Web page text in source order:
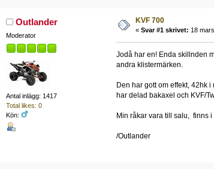
Outlander
Moderator
Antal inlägg: 1417
Total likes: 0
Kön:
KVF 700
« Svar #1 skrivet: 18
Jodå har en! Enda skillnden
andra klistermärken.
Den har gott om effekt, 42hk
har delad bakaxel och KVF/
Min råkar vara till salu, finns
/Outlander